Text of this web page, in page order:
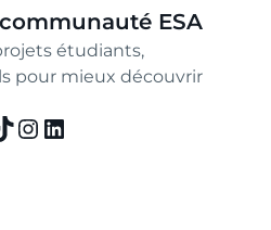
ESA
étudiants,
pour mieux découvrir
Instagram
LinkedIn